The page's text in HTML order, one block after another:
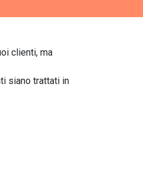
clienti, ma
siano trattati in